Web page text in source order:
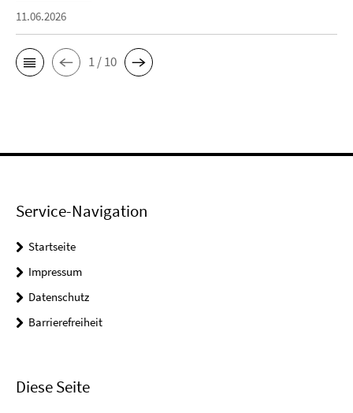
11.06.2026
1 / 10
Service-Navigation
Startseite
Impressum
Datenschutz
Barrierefreiheit
Diese Seite